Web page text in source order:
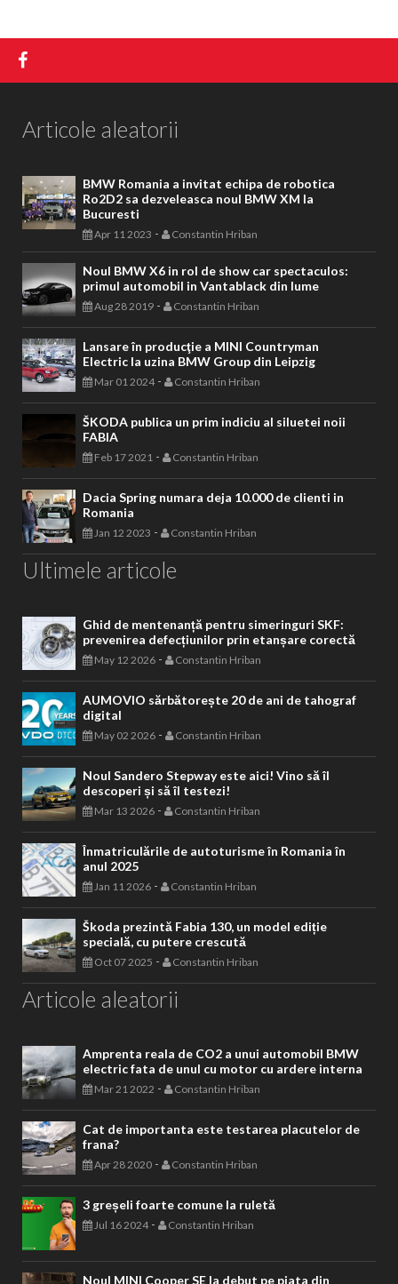
Articole aleatorii
BMW Romania a invitat echipa de robotica
Ro2D2 sa dezveleasca noul BMW XM la
Bucuresti
Apr 11 2023 - Constantin Hriban
Noul BMW X6 in rol de show car spectaculos:
primul automobil in Vantablack din lume
Aug 28 2019 - Constantin Hriban
Lansare în producţie a MINI Countryman
Electric la uzina BMW Group din Leipzig
Mar 01 2024- Constantin Hriban
ŠKODA publica un prim indiciu al siluetei noii
FABIA
Feb 17 2021 - Constantin Hriban
Dacia Spring numara deja 10.000 de clienti in
Romania
Jan 12 2023 - Constantin Hriban
Ultimele articole
Ghid de mentenanță pentru simeringuri SKF:
prevenirea defecțiunilor prin etanșare corectă
May 12 2026 - Constantin Hriban
AUMOVIO sărbătorește 20 de ani de tahograf
digital
May 02 2026 - Constantin Hriban
Noul Sandero Stepway este aici! Vino să îl
descoperi și să îl testezi!
Mar 13 2026 - Constantin Hriban
Înmatriculările de autoturisme în Romania în
anul 2025
Jan 11 2026 - Constantin Hriban
Škoda prezintă Fabia 130, un model ediție
specială, cu putere crescută
Oct 07 2025 - Constantin Hriban
Articole aleatorii
Amprenta reala de CO2 a unui automobil BMW
electric fata de unul cu motor cu ardere interna
Mar 21 2022 - Constantin Hriban
Cat de importanta este testarea placutelor de
frana?
Apr 28 2020 - Constantin Hriban
3 greșeli foarte comune la ruletă
Jul 16 2024- Constantin Hriban
Noul MINI Cooper SE la debut pe piata din